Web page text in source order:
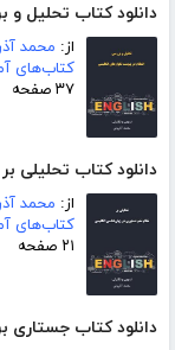
دانلود کتاب تحلیل
از: محمد
کتاب‌های
۳۷ صفحه
دانلود کتاب تحلیلی
از: محمد
کتاب‌های
۲۱ صفحه
دانلود کتاب جستاری